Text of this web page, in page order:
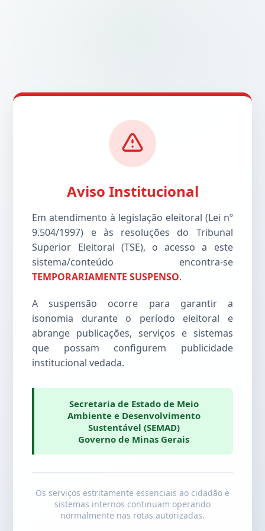
Aviso Institucional
Em atendimento à legislação eleitoral (Lei nº
9.504/1997) e às resoluções do Tribunal
Superior Eleitoral (TSE), o acesso a este
sistema/conteúdo encontra-se
TEMPORARIAMENTE SUSPENSO.
A suspensão ocorre para garantir a
isonomia durante o período eleitoral e
abrange publicações, serviços e sistemas
que possam configurem publicidade
institucional vedada.
Secretaria de Estado de Meio
Ambiente e Desenvolvimento
Sustentável (SEMAD)
Governo de Minas Gerais
Os serviços estritamente essenciais ao cidadão e
sistemas internos continuam operando
normalmente nas rotas autorizadas.